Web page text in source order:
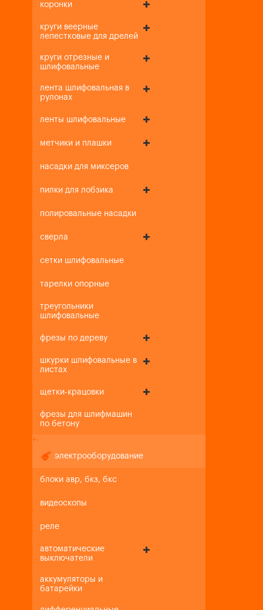
коронки
круги веерные
лепестковые для дрелей
круги отрезные и
шлифовальные
лента шлифовальная в
рулонах
ленты шлифовальные
метчики и плашки
насадки для миксеров
пилки для лобзика
полировальные насадки
сверла
сетки шлифовальные
тарелки опорные
треугольники
шлифовальные
фрезы по дереву
шкурки шлифовальные в
листах
щетки-крацовки
фрезы для шлифмашин
по бетону
+-
электрооборудование
блоки авр, бкз, бкс
видеоскопы
реле
автоматические
выключатели
аккумуляторы и
батарейки